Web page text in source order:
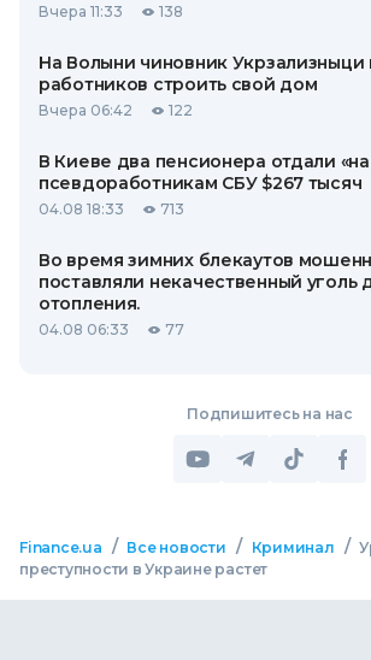
Вчера 11:33 138
На Волыни чиновник Укрзализныци
работников строить свой дом
Вчера 06:42 122
В Киеве два пенсионера отдали
псевдоработникам СБУ $267 тысяч
04.08 18:33 713
Во время зимних блекаутов
поставляли некачественный уголь
отопления.
04.08 06:33 77
Подпишитесь на нас
Finance.ua / Все новости / Криминал /
преступности в Украине растет